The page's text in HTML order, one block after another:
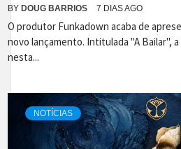
BY DOUG BARRIOS 7 DIAS AGO
O produtor Funkadown acaba de
novo lançamento. Intitulada "A Bailar",
nesta...
NOTÍCIAS